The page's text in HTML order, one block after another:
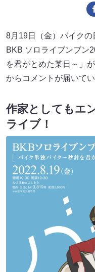
8月19日（金）バイクの
BKB ソロライブンブン
を君がとめた某日～」
からコメントが届いてい
作家としてもエ
ライブ！